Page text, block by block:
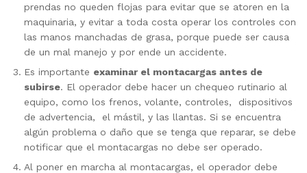
prendas no queden flojas para evitar que se atoren en la
maquinaria, y evitar a toda costa operar los controles con
las manos manchadas de grasa, porque puede ser causa
de un mal manejo y por ende un accidente.
Es importante examinar el montacargas antes de
subirse. El operador debe hacer un chequeo rutinario al
equipo, como los frenos, volante, controles,
dispositivos
de advertencia,
el mástil, y las llantas. Si se encuentra
algún problema o daño que se tenga que reparar, se debe
notificar que el montacargas no debe ser operado.
Al poner en marcha al montacargas, el operador debe